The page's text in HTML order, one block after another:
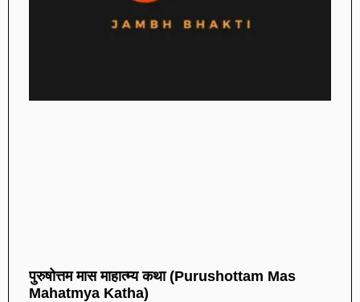
पुरुषोत्तम मास माहात्म्य कथा (Purushottam Mas
Mahatmya Katha)